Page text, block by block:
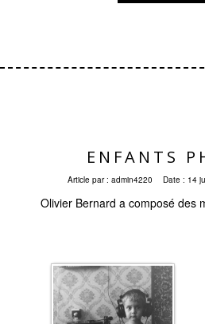
ENFANTS
Article par : admin4220 Date : 14
Olivier Bernard a composé des